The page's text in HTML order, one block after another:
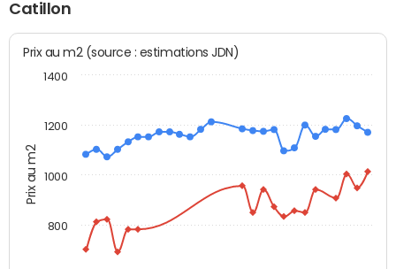
Catillon
Prix au m2
Prix au m2 (source : estimations JDN)
800
1000
1200
1400